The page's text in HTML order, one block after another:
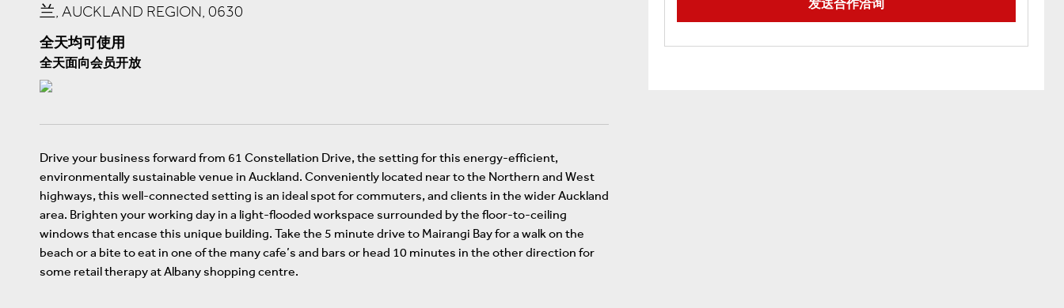
兰, AUCKLAND REGION, 0630
全天均可使用
全天面向会员开放
Drive your business forward from 61 Constellation Drive, the setting for this energy-efficient,
environmentally sustainable venue in Auckland. Conveniently located near to the Northern and West
highways, this well-connected setting is an ideal spot for commuters, and clients in the wider Auckland
area. Brighten your working day in a light-flooded workspace surrounded by the floor-to-ceiling
windows that encase this unique building. Take the 5 minute drive to Mairangi Bay for a walk on the
beach or a bite to eat in one of the many cafe’s and bars or head 10 minutes in the other direction for
some retail therapy at Albany shopping centre.